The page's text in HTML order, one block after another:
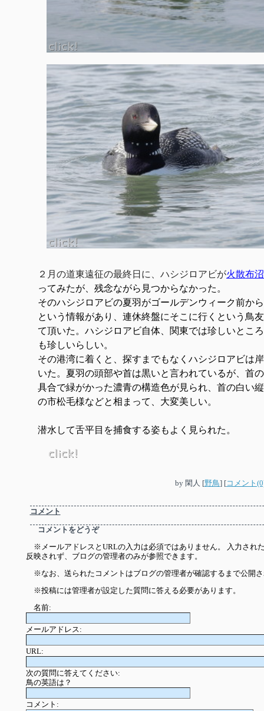
２月の道東遠征の最終日に、ハシジロアビが火散布沼
ってみたが、残念ながら見つからなかった。
そのハシジロアビの夏羽がゴールデンウィーク前か
という情報があり、連休終盤にそこに行くという鳥
て頂いた。ハシジロアビ自体、関東では珍しいとこ
も珍しいらしい。
その港湾に着くと、探すまでもなくハシジロアビは
いた。夏羽の頭部や首は黒いと言われているが、首
具合で緑がかった濃青の構造色が見られ、首の白い
の市松毛様などと相まって、大変美しい。
潜水して舌平目を捕食する姿もよく見られた。
by 閑人 [野鳥] [コメント
コメント
コメントをどうぞ
※メールアドレスとURLの入力は必須ではありません。 入力され
反映されず、ブログの管理者のみが参照できます。
※なお、送られたコメントはブログの管理者が確認するまで公開
※投稿には管理者が設定した質問に答える必要があります。
名前:
メールアドレス:
URL:
次の質問に答えてください:
鳥の英語は？
コメント: